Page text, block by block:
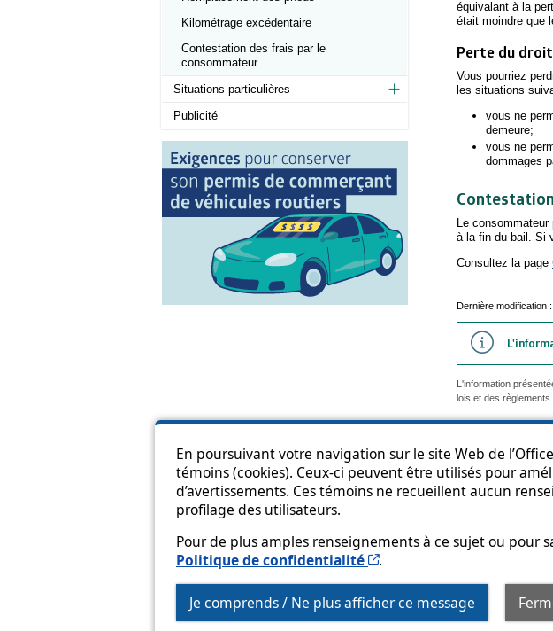
En poursuivant votre navigation sur le site Web de
témoins (cookies). Ceux-ci peuvent être utilisés pour
d’avertissements. Ces témoins ne recueillent aucun
profilage des utilisateurs.
Pour de plus amples renseignements à ce sujet ou pour
Politique de confidentialité
Cet hyperlien s’ouvrira
.
Je comprends / Ne plus afficher ce message
Kilométrage excédentaire
Contestation des frais par le
consommateur
Situations particulières
Publicité
équivalant à la
était moindre que
Perte du
Vous pourriez
les situations
vous ne
demeure;
vous ne
dommages
Le
à la fin du bail. Si
Consultez la page
Dernière modification
L'information
lois et des règlements.
Plan du site Accessibilité
©